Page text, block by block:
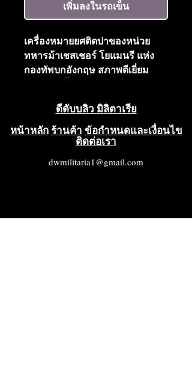
เพิ่มลงในรถเข็น
เครื่องหมายยศติดบ่าของหน่วย
ทหารม้าเชสเชอร์ โยแมนรี แห่ง
กองทัพบกอังกฤษ สภาพดีเยี่ยม
ดีดับบลิว มิลิตาเรีย
หน้าหลัก ร้านค้า ข้อกำหนดและเงื่อนไข
ติดต่อเรา
dwmilitaria1@gmail.com